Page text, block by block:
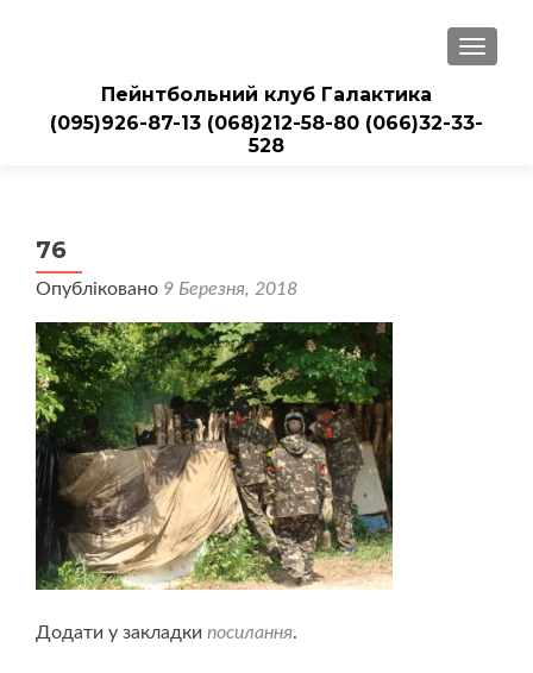
Пейнтбольний клуб Галактика
(095)926-87-13 (068)212-58-80 (066)32-33-
528
76
Опубліковано 9 Березня, 2018
Додати у закладки посилання.